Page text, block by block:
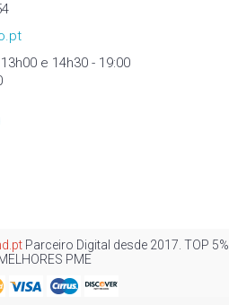
e 14h30 - 19:00
Parceiro Digital desde 2017. TOP 5%
PME